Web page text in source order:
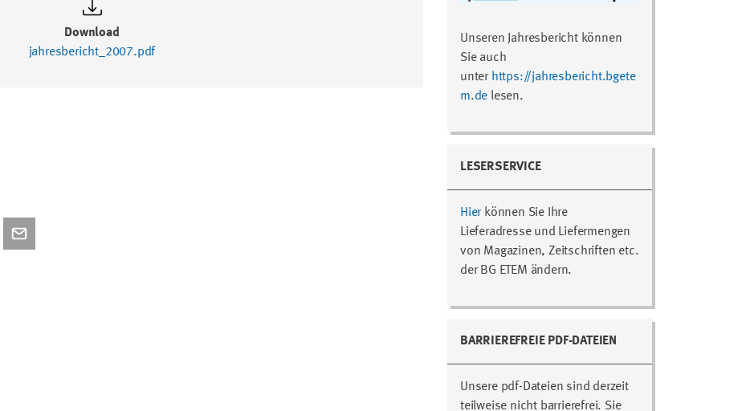
Download
jahresbericht_2007.pdf
Unseren Jahresbericht können
Sie auch
unter https://jahresbericht.bgete
m.de lesen.
LESERSERVICE
Hier können Sie Ihre
Lieferadresse und Liefermengen
von Magazinen, Zeitschriften etc.
der BG ETEM ändern.
BARRIEREFREIE PDF-DATEIEN
Unsere pdf-Dateien sind derzeit
teilweise nicht barrierefrei. Sie